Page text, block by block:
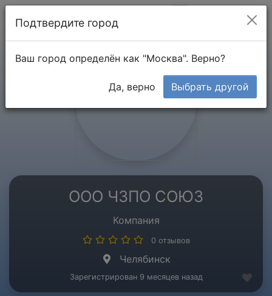
ООО ЧЗПО СОЮЗ
Компания
0 отзывов
Челябинск
Зарегистрирован 9 месяцев назад
Подтвердите город
Ваш город определён как "Москва". Верно?
Да, верно Выбрать другой